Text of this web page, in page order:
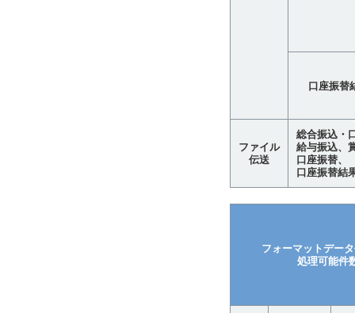
口座振替
ファイル
伝送
総合振込・
給与振込、
口座振替、
口座振替結
フォーマットデー
処理可能件